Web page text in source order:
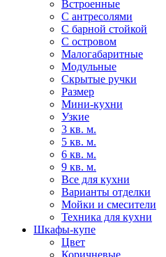
Встроенные
С антресолями
С барной стойкой
С островом
Малогабаритные
Модульные
Скрытые ручки
Размер
Мини-кухни
Узкие
3 кв. м.
5 кв. м.
6 кв. м.
9 кв. м.
Все для кухни
Варианты отделки
Мойки и смесители
Техника для кухни
Шкафы-купе
Цвет
Коричневые